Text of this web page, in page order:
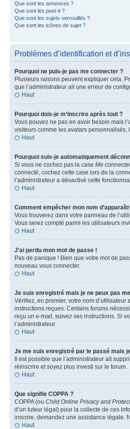
Que sont les annonces ?
Que sont les post-it ?
Que sont les sujets verrouillés ?
Que sont les icônes de sujet ?
Problèmes d’identification et
Pourquoi ne puis-je pas me connecter ?
Plusieurs raisons peuvent expliquer cela.
que l’administrateur ait une erreur de
Haut
Pourquoi dois-je m’inscrire après tout ?
Vous pouvez ne pas en avoir besoin mais
visiteurs comme les avatars personnalisés,
Haut
Pourquoi suis-je automatiquement
Si vous ne cochez pas la case Me
connecté, cochez cette case lors de la
l’administrateur a désactivé cette
Haut
Comment empêcher mon nom
Vous trouverez dans votre panneau de
Vous serez compté parmi les utilisateurs
Haut
J’ai perdu mon mot de passe !
Pas de panique ! Bien que votre mot de
nouveau vous connecter.
Haut
Je suis enregistré mais je ne peux pas
Vérifiez, en premier, votre nom
instructions reçues. Certains forums
reçu un e-mail, suivez ses instructions. Si
l’administrateur.
Haut
Je me suis enregistré par le passé mais
Il est possible que l’administrateur ait
réinscrire et soyez plus investi sur le forum.
Haut
Que signifie COPPA ?
COPPA (ou Child Online Privacy and
d’un tuteur légal) pour la collecte de ces
inscrire, demandez une assistance légale.
Haut